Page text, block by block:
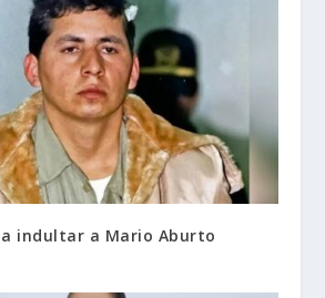
a indultar a Mario Aburto